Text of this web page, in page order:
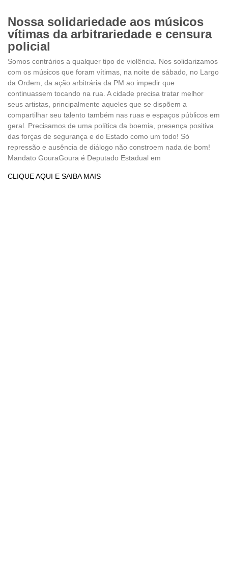
Nossa solidariedade aos músicos
vítimas da arbitrariedade e censura
policial
Somos contrários a qualquer tipo de violência. Nos solidarizamos
com os músicos que foram vítimas, na noite de sábado, no Largo
da Ordem, da ação arbitrária da PM ao impedir que
continuassem tocando na rua. A cidade precisa tratar melhor
seus artistas, principalmente aqueles que se dispõem a
compartilhar seu talento também nas ruas e espaços públicos em
geral. Precisamos de uma política da boemia, presença positiva
das forças de segurança e do Estado como um todo! Só
repressão e ausência de diálogo não constroem nada de bom!
Mandato GouraGoura é Deputado Estadual em
CLIQUE AQUI E SAIBA MAIS